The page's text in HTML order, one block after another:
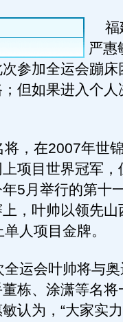
福
严惠
参加全运会蹦床
但如果进入个人
，在2007年世
项目世界冠军，
5月举行的第十
，叶帅以领先
人项目金牌。
运会叶帅将与奥
栋、涂潇等名将
认为，“大家实